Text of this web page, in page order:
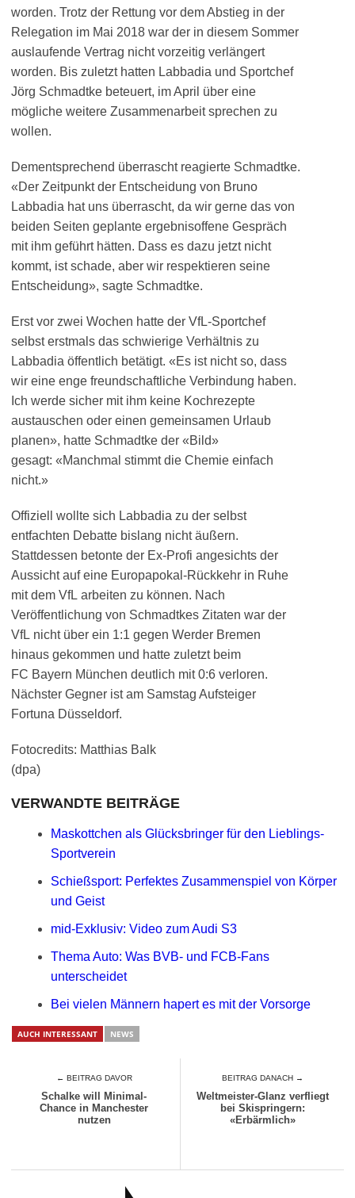
worden. Trotz der Rettung vor dem Abstieg in der
Relegation im Mai 2018 war der in diesem Sommer
auslaufende Vertrag nicht vorzeitig verlängert
worden. Bis zuletzt hatten Labbadia und Sportchef
Jörg Schmadtke beteuert, im April über eine
mögliche weitere Zusammenarbeit sprechen zu
wollen.
Dementsprechend überrascht reagierte Schmadtke.
«Der Zeitpunkt der Entscheidung von Bruno
Labbadia hat uns überrascht, da wir gerne das von
beiden Seiten geplante ergebnisoffene Gespräch
mit ihm geführt hätten. Dass es dazu jetzt nicht
kommt, ist schade, aber wir respektieren seine
Entscheidung», sagte Schmadtke.
Erst vor zwei Wochen hatte der VfL-Sportchef
selbst erstmals das schwierige Verhältnis zu
Labbadia öffentlich betätigt. «Es ist nicht so, dass
wir eine enge freundschaftliche Verbindung haben.
Ich werde sicher mit ihm keine Kochrezepte
austauschen oder einen gemeinsamen Urlaub
planen», hatte Schmadtke der «Bild»
gesagt: «Manchmal stimmt die Chemie einfach
nicht.»
Offiziell wollte sich Labbadia zu der selbst
entfachten Debatte bislang nicht äußern.
Stattdessen betonte der Ex-Profi angesichts der
Aussicht auf eine Europapokal-Rückkehr in Ruhe
mit dem VfL arbeiten zu können. Nach
Veröffentlichung von Schmadtkes Zitaten war der
VfL nicht über ein 1:1 gegen Werder Bremen
hinaus gekommen und hatte zuletzt beim
FC Bayern München deutlich mit 0:6 verloren.
Nächster Gegner ist am Samstag Aufsteiger
Fortuna Düsseldorf.
Fotocredits: Matthias Balk
(dpa)
VERWANDTE BEITRÄGE
Maskottchen als Glücksbringer für den Lieblings-
Sportverein
Schießsport: Perfektes Zusammenspiel von Körper
und Geist
mid-Exklusiv: Video zum Audi S3
Thema Auto: Was BVB- und FCB-Fans
unterscheidet
Bei vielen Männern hapert es mit der Vorsorge
AUCH INTERESSANT NEWS
← BEITRAG DAVOR
Schalke will Minimal-
Chance in Manchester
nutzen
BEITRAG DANACH →
Weltmeister-Glanz verfliegt
bei Skispringern:
«Erbärmlich»